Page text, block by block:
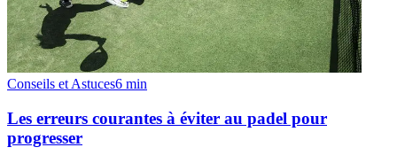
Conseils et Astuces6 min
Les erreurs courantes à éviter au padel pour
progresser